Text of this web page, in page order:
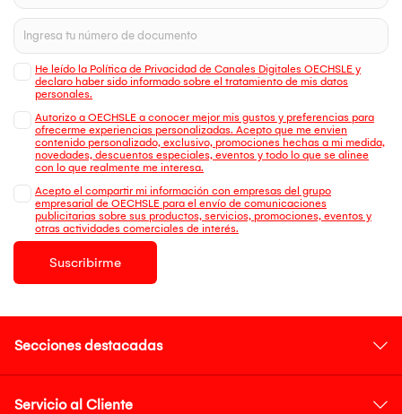
He leído la Política de Privacidad de Canales Digitales OECHSLE y
declaro haber sido informado sobre el tratamiento de mis datos
personales.
Autorizo a OECHSLE a conocer mejor mis gustos y preferencias para
ofrecerme experiencias personalizadas. Acepto que me envien
contenido personalizado, exclusivo, promociones hechas a mi medida,
novedades, descuentos especiales, eventos y todo lo que se alinee
con lo que realmente me interesa.
Acepto el compartir mi información con empresas del grupo
empresarial de OECHSLE para el envío de comunicaciones
publicitarias sobre sus productos, servicios, promociones, eventos y
otras actividades comerciales de interés.
Suscribirme
Secciones destacadas
Servicio al Cliente